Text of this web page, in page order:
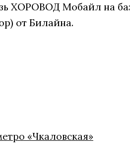
ХОРОВОД Мобайл на
от Билайна.
«Чкаловская»